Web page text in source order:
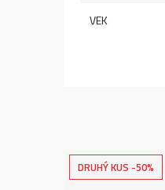
VEK
DRUHÝ KUS -50%